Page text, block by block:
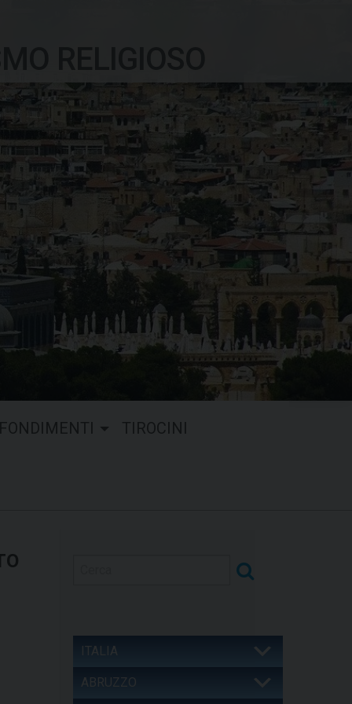
TIROCINI
ITALIA
ABRUZZO